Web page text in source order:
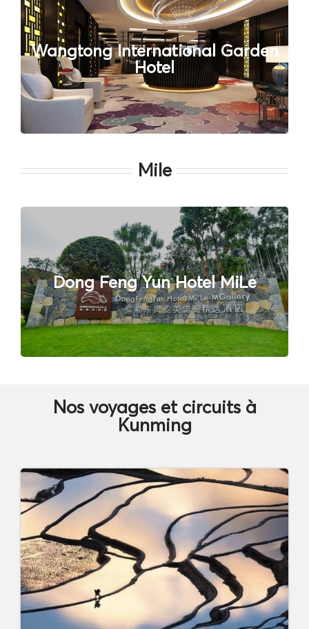
Wangtong International Garden
Hotel
Mile
Dong Feng Yun Hotel MiLe
Nos voyages et circuits à
Kunming